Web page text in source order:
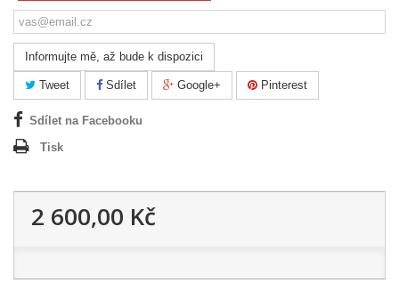
Informujte mě, až bude k dispozici
Tweet Sdílet Google+ Pinterest
Sdílet na Facebooku
Tisk
2 600,00 Kč